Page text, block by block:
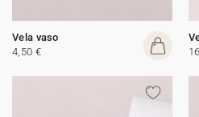
Vela vaso
4,50 €